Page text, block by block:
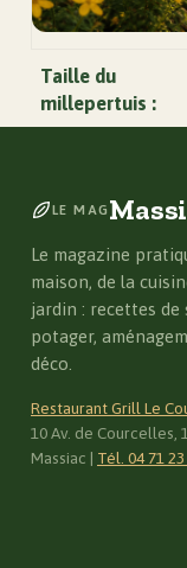
Taille du
millepertuis :
calendrier,
floraison réussie
LE MAG
Le magazine
maison, de la
jardin : recettes de
potager,
déco.
Restaurant Grill Le
10 Av. de Courcelles,
Massiac | Tél. 04 71